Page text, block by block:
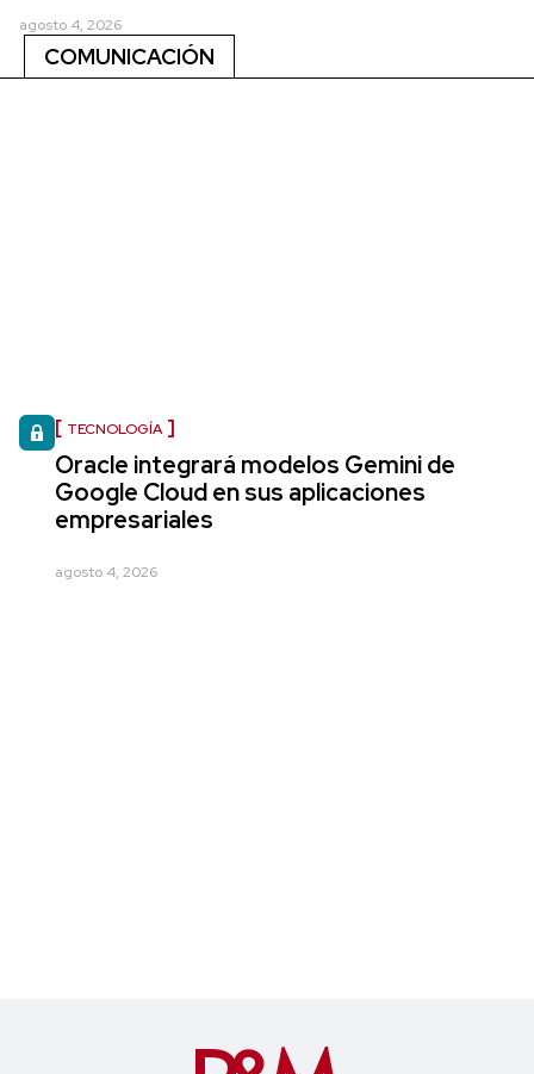
agosto 4, 2026
COMUNICACIÓN
TECNOLOGÍA
Oracle integrará modelos Gemini de
Google Cloud en sus aplicaciones
empresariales
agosto 4, 2026